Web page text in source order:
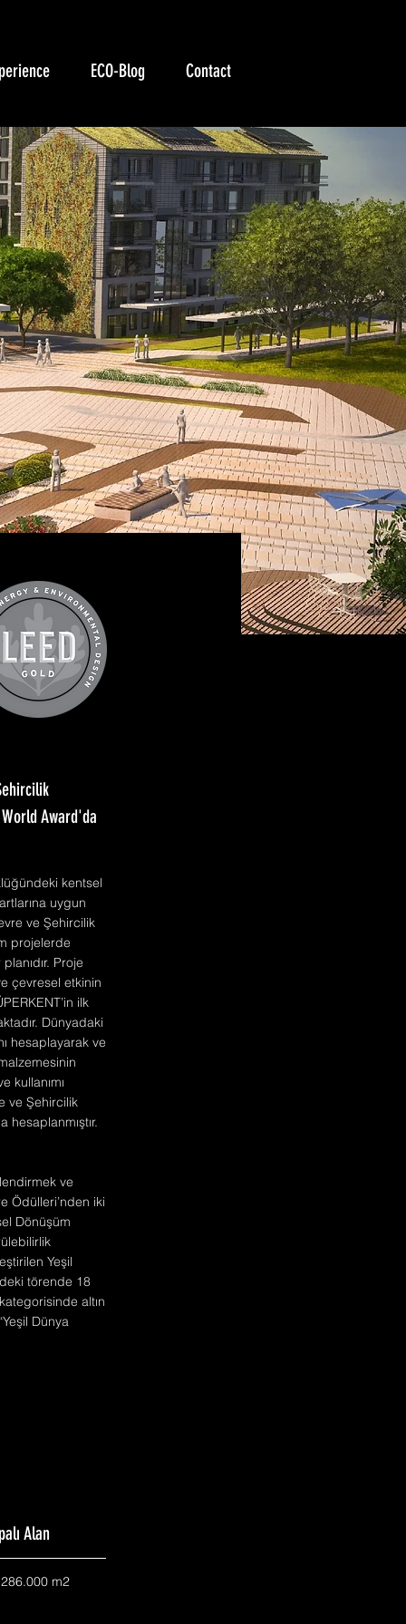
ECO-Blog Contact
World Award'da
kentsel
uygun
ve Şehircilik
projelerde
Proje
çevresel etkinin
ilk
Dünyadaki
hesaplayarak ve
kullanımı
ve Şehircilik
hesaplanmıştır.
ve
Ödülleri’nden iki
Dönüşüm
Yeşil
törende 18
altın
Dünya
Alan
m2